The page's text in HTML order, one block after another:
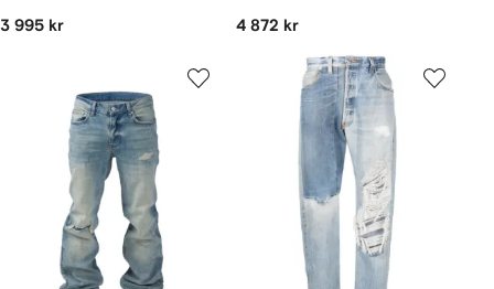
3 995 kr 4 872 kr